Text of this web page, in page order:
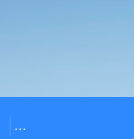
SCK-H玻璃瓶耐热